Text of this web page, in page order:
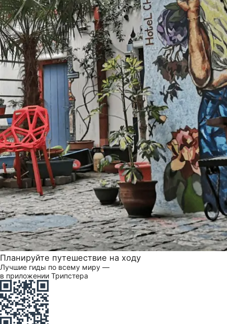
Планируйте путешествие на ходу
Лучшие гиды по всему миру —
в приложении Трипстера